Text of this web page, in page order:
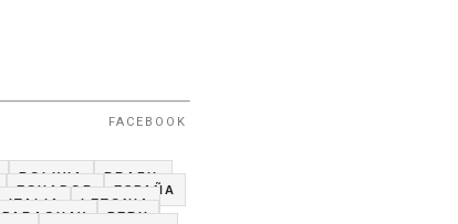
FACEBOOK
BOLIVIA
BRAZIL
ECUADOR
ESPAÑA
ITALIA
LETONIA
PARAGUAY
PERU